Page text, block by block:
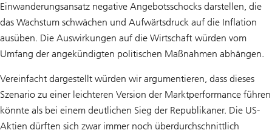
Einwanderungsansatz negative Angebotsschocks darstellen, die
das Wachstum schwächen und Aufwärtsdruck auf die Inflation
ausüben. Die Auswirkungen auf die Wirtschaft würden vom
Umfang der angekündigten politischen Maßnahmen abhängen.
Vereinfacht dargestellt würden wir argumentieren, dass dieses
Szenario zu einer leichteren Version der Marktperformance führen
könnte als bei einem deutlichen Sieg der Republikaner. Die US-
Aktien dürften sich zwar immer noch überdurchschnittlich